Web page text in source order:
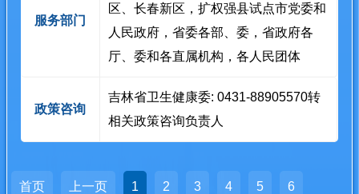
服务部门
区、长春新区，扩权强县试点市党委和
人民政府，省委各部、委，省政府各
厅、委和各直属机构，各人民团体
政策咨询
吉林省卫生健康委: 0431-88905570转
相关政策咨询负责人
首页 上一页 1 2 3 4 5 6